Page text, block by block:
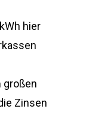
hier
großen
Zinsen